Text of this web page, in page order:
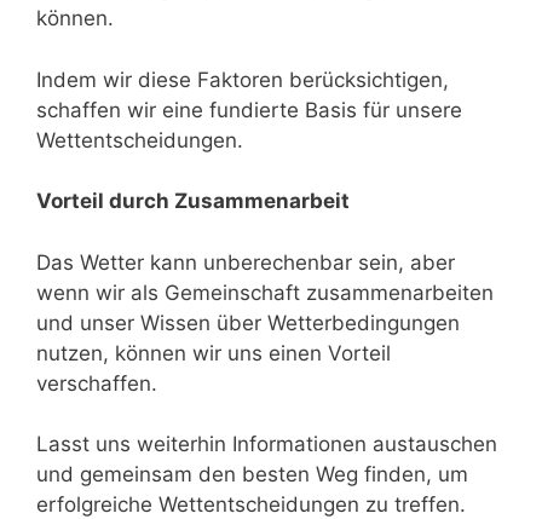
können.
Indem wir diese Faktoren berücksichtigen,
schaffen wir eine fundierte Basis für unsere
Wettentscheidungen.
Vorteil durch Zusammenarbeit
Das Wetter kann unberechenbar sein, aber
wenn wir als Gemeinschaft zusammenarbeiten
und unser Wissen über Wetterbedingungen
nutzen, können wir uns einen Vorteil
verschaffen.
Lasst uns weiterhin Informationen austauschen
und gemeinsam den besten Weg finden, um
erfolgreiche Wettentscheidungen zu treffen.